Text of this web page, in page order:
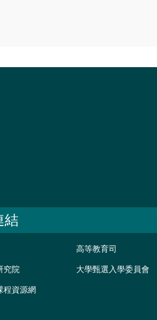
結
高等教育司
究院 大學甄選入學委員會
程資源網